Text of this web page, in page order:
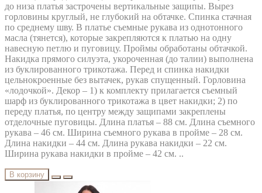
до низа платья застрочены вертикальные защипы. Вырез
горловины круглый, не глубокий на обтачке. Спинка стачная
по среднему шву. В платье съемные рукава из однотонного
масла (тянется), которые закрепляются к платью на одну
навесную петлю и пуговицу. Проймы обработаны обтачкой.
Накидка прямого силуэта, укороченная (до талии) выполнена
из буклированного трикотажа. Перед и спинка накидки
цельнокроенные без вытачек, рукав спущенный. Горловина
«лодочкой». Декор – 1) к комплекту прилагается съемный
шарф из буклированного трикотажа в цвет накидки; 2) по
переду платья, по центру между защипами закреплены
отделочные пуговицы. Длина платья – 88 см. Длина съемного
рукава – 46 см. Ширина съемного рукава в пройме – 28 см.
Длина накидки – 44 см. Длина рукава накидки – 22 см.
Ширина рукава накидки в пройме – 42 см. ..
В корзину